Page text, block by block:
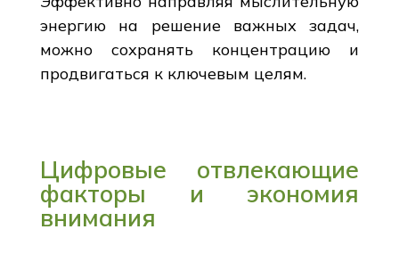
энергию на решение важных задач,
можно сохранять концентрацию и
продвигаться к ключевым целям.
Цифровые отвлекающие
факторы и экономия
внимания